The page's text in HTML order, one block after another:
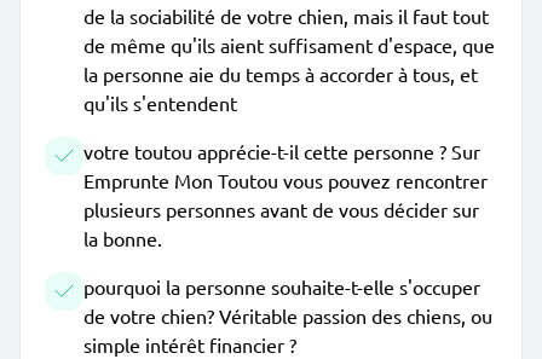
de la sociabilité de votre chien, mais il faut tout
de même qu'ils aient suffisament d'espace, que
la personne aie du temps à accorder à tous, et
qu'ils s'entendent
votre toutou apprécie-t-il cette personne ? Sur
Emprunte Mon Toutou vous pouvez rencontrer
plusieurs personnes avant de vous décider sur
la bonne.
pourquoi la personne souhaite-t-elle s'occuper
de votre chien? Véritable passion des chiens, ou
simple intérêt financier ?